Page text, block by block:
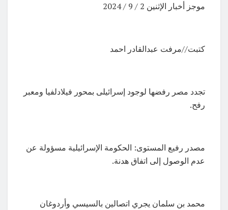
موجز أخبار الإثنين 2 / 9 / 2024
كتبت//مرفت عبدالقادر احمد
تجدد مصر رفضها لوجود إسرائيلى بمحور فيلادلفيا ومعبر
رفح.
مصدر رفيع المستوى: الحكومة الإسرائيلية مسؤولة عن
عدم الوصول إلى اتفاق هدنة.
محمد بن سلمان يجري اتصالين بالسيسي وأردوغان